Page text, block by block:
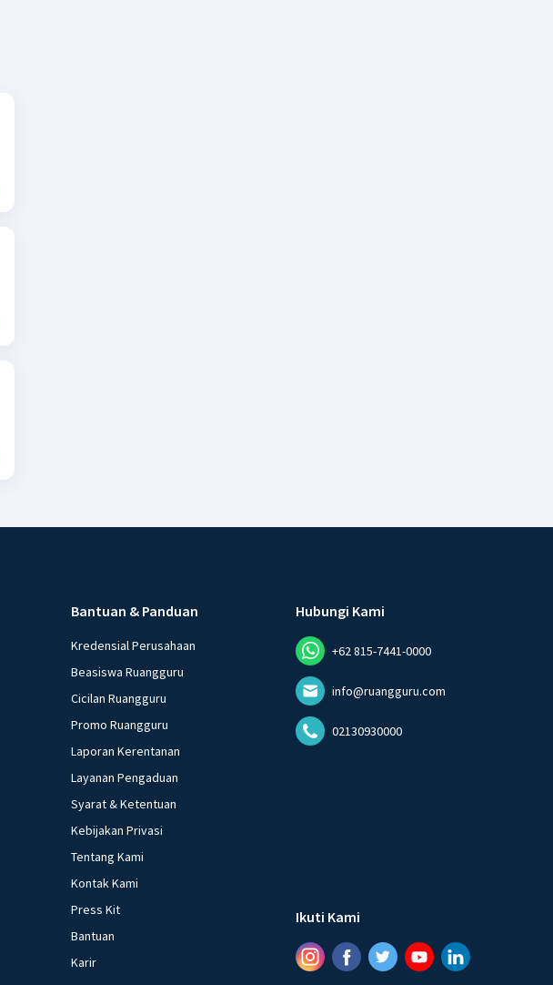
Bantuan & Panduan
Kredensial Perusahaan
Beasiswa Ruangguru
Cicilan Ruangguru
Promo Ruangguru
Laporan Kerentanan
Layanan Pengaduan
Syarat & Ketentuan
Kebijakan Privasi
Tentang Kami
Kontak Kami
Press Kit
Bantuan
Karir
Hubungi Kami
+62 815-7441-0000
info@ruangguru.com
02130930000
Ikuti Kami